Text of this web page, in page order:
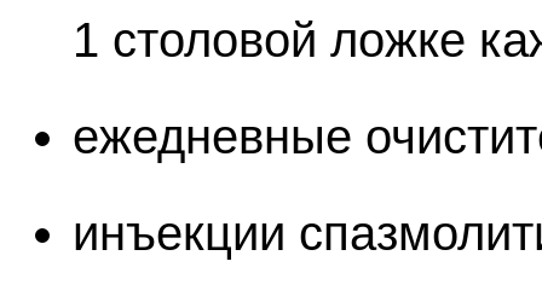
1 столовой ложке
ежедневные
инъекции